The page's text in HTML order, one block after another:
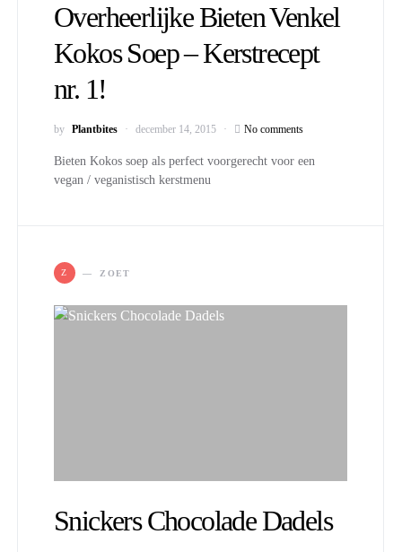
Overheerlijke Bieten Venkel
Kokos Soep – Kerstrecept
nr. 1!
by Plantbites december 14, 2015 No comments
Bieten Kokos soep als perfect voorgerecht voor een
vegan / veganistisch kerstmenu
Z ZOET
Snickers Chocolade Dadels